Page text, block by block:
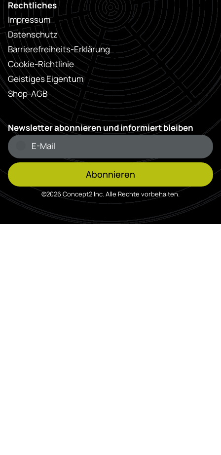
Rechtliches
Impressum
Datenschutz
Barrierefreiheits-Erklärung
Cookie-Richtlinie
Geistiges Eigentum
Shop-AGB
Newsletter abonnieren und informiert bleiben
Abonnieren
©2026 Concept2 Inc. Alle Rechte vorbehalten.